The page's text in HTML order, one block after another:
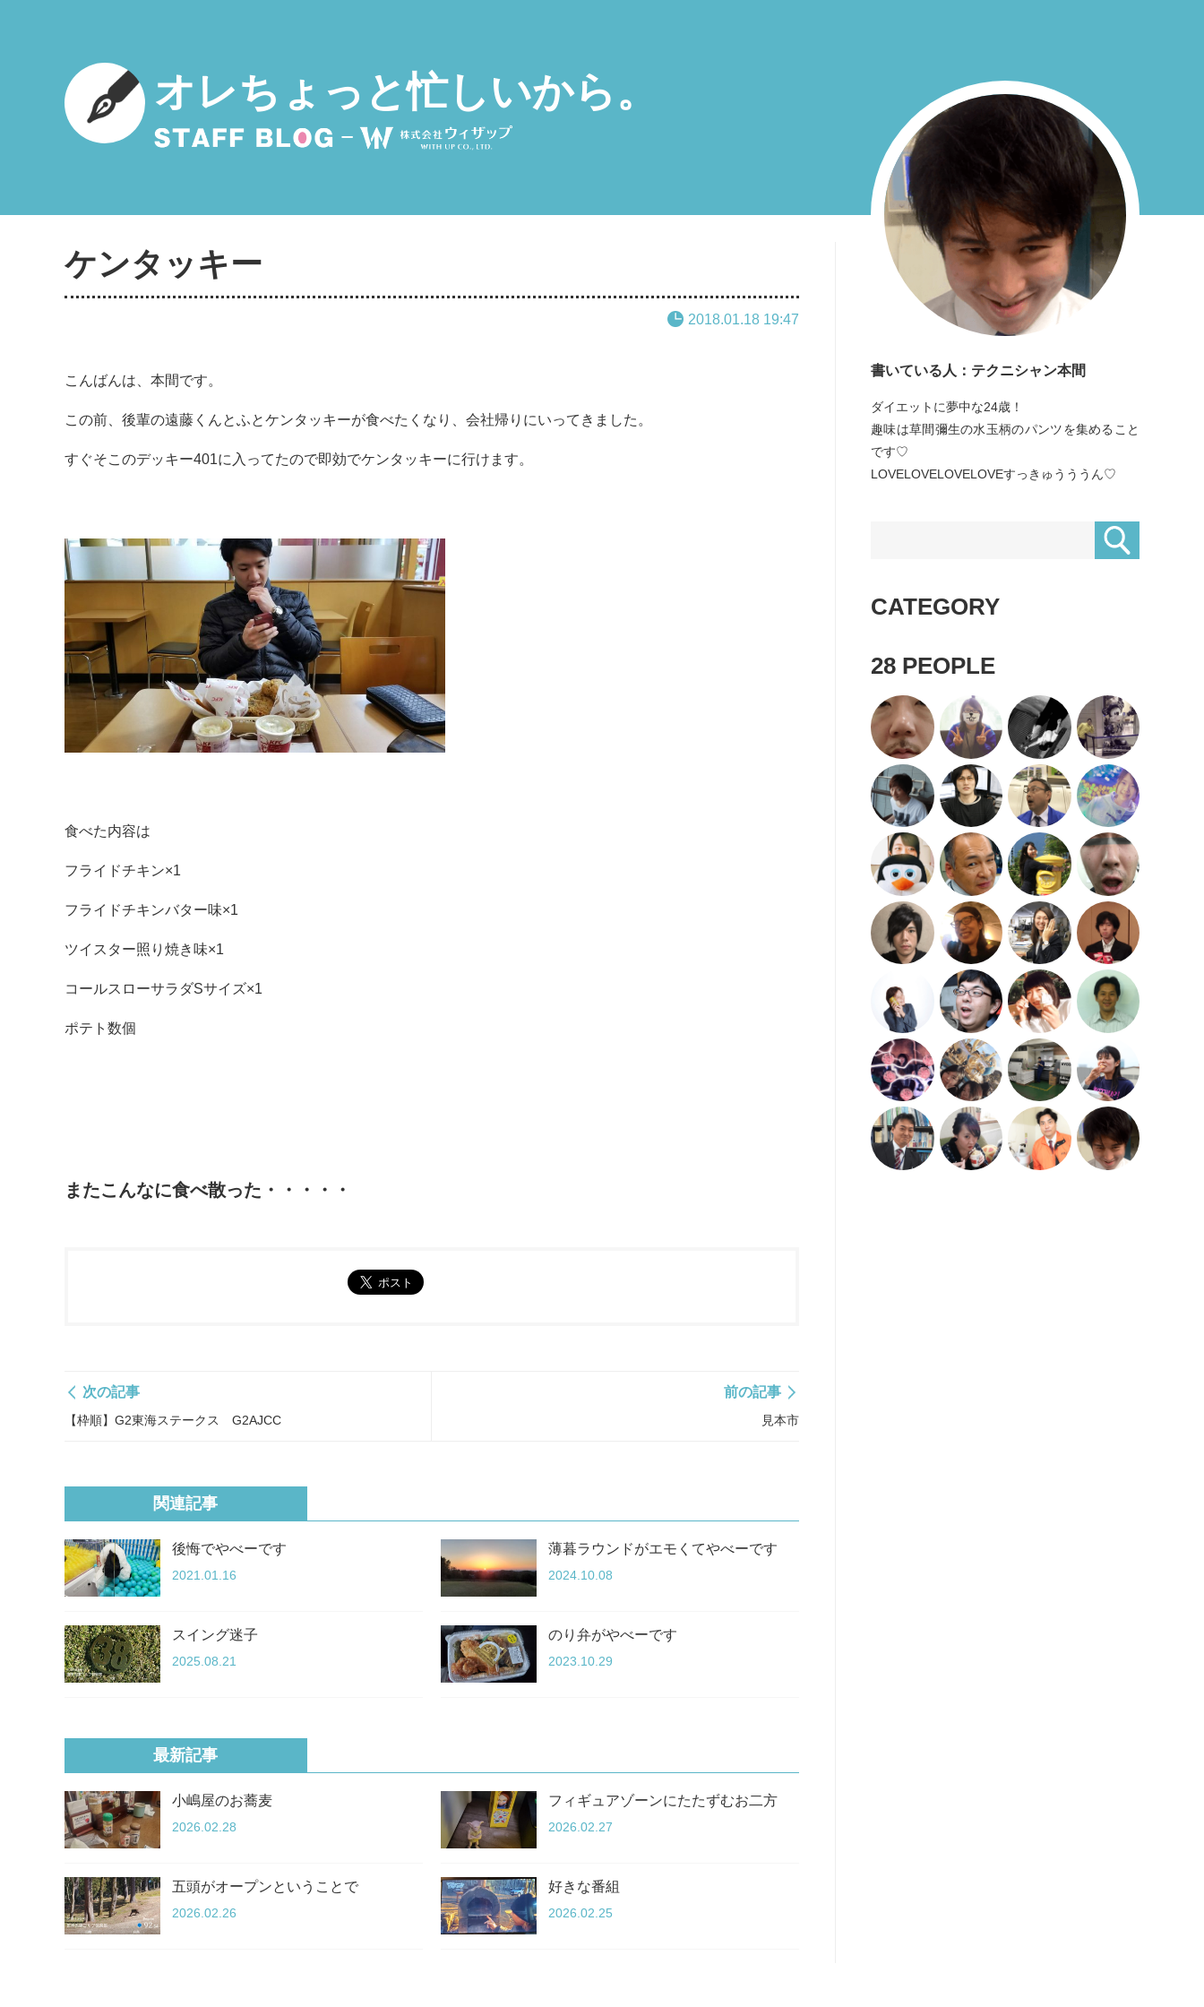
オレちょっと忙しいから。
ケンタッキー
2018.01.18 19:47
こんばんは、本間です。
この前、後輩の遠藤くんとふとケンタッキーが食べたくなり、会社帰りにいってきました。
すぐそこのデッキー401に入ってたので即効でケンタッキーに行けます。
食べた内容は
フライドチキン×1
フライドチキンバター味×1
ツイスター照り焼き味×1
コールスローサラダSサイズ×1
ポテト数個
またこんなに食べ散った・・・・・
次の記事
【枠順】G2東海ステークス G2AJCC
前の記事
見本市
関連記事
後悔でやべーです
2021.01.16
薄暮ラウンドがエモくてやべーです
2024.10.08
スイング迷子
2025.08.21
のり弁がやべーです
2023.10.29
最新記事
小嶋屋のお蕎麦
2026.02.28
フィギュアゾーンにたたずむお二方
2026.02.27
五頭がオープンということで
2026.02.26
好きな番組
2026.02.25
書いている人：テクニシャン本間
ダイエットに夢中な24歳！
趣味は草間彌生の水玉柄のパンツを集めること
です♡
LOVELOVELOVELOVEすっきゅうううん♡
CATEGORY
28 PEOPLE